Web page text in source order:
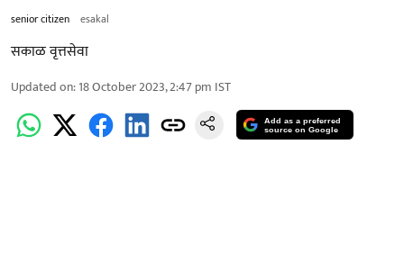
senior citizen esakal
सकाळ वृत्तसेवा
Updated on:18 October 2023, 2:47 pm IST
Add as a preferred
source on Google